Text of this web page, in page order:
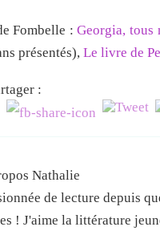
Fombelle :Georgia, tous
présentés), Le livre de
:
Nathalie
de lecture depuis
! J'aime la littérature